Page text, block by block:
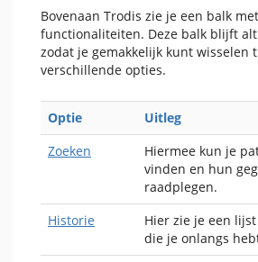
Bovenaan Trodis zie je een balk
functionaliteiten. Deze balk blijft
zodat je gemakkelijk kunt wisselen
verschillende opties.
Optie
Uitleg
Zoeken
Hiermee kun je
vinden en hun
raadplegen.
Historie
Hier zie je een
die je onlangs